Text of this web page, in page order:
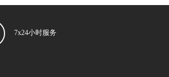
7x24小时服务